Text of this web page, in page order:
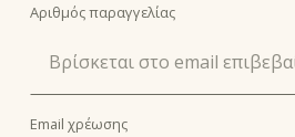
Αριθμός παραγγελίας
Email χρέωσης